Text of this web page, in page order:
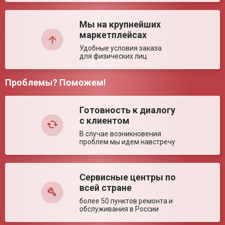
Упаковка (ед)
Картонная коробка
15 кг
Страна производства
Китай
Технические характеристики
Грузоподъемность
130 кг
Ширина между
поручнями (± 5%)
450 мм
Глубина сиденья (±
450 мм
Диаметр колес (± 5%)
125/125 мм
Ключевые преимущества
Кресло-табурет; Легкомоющаяся санитарная
ёмкость; Регулируемые подножки
Недостатки:
Оставить отзыв
Мы на крупнейших
маркетплейсах
Удобные условия заказа
для физических лиц
Проблемы? Поможем!
Готовность к диалогу
с клиентом
В случае возникновения
проблем мы идем навстречу
Сервисные центры по
всей стране
более 50 пунктов ремонта и
обслуживания в России